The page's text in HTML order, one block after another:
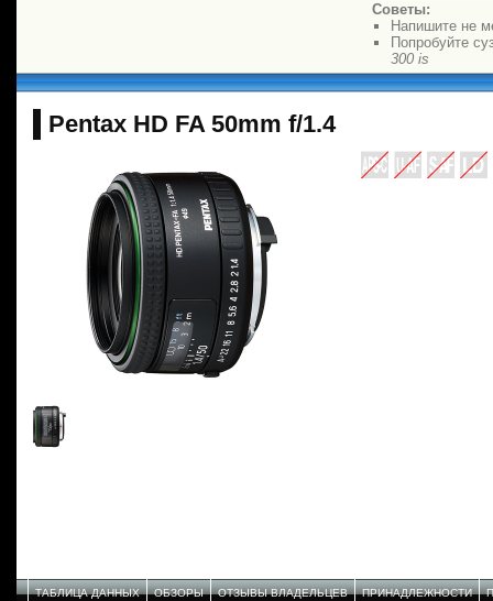
Советы:
Напишите не
Попробуйте
300 is
Pentax HD FA 50mm f/1.4
ТАБЛИЦА ДАННЫХ ОБЗОРЫ ОТЗЫВЫ ВЛАДЕЛЬЦЕВ ПРИНАДЛЕЖНОСТИ